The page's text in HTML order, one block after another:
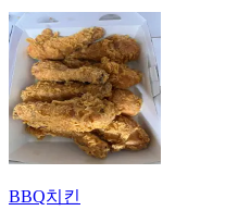
BBQ치킨